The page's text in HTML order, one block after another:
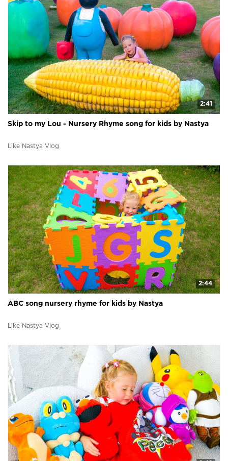
2:41
Skip to my Lou - Nursery Rhyme song for kids by Nastya
Like Nastya Vlog
2:44
ABC song nursery rhyme for kids by Nastya
Like Nastya Vlog